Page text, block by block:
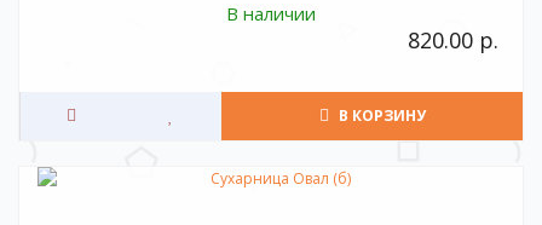
В наличии
820.00 р.
В КОРЗИНУ